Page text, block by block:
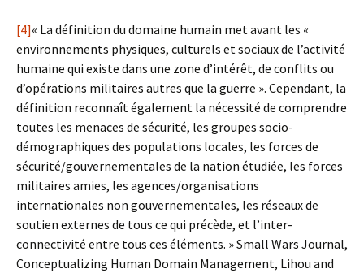
[4]« La définition du domaine humain met avant les «
environnements physiques, culturels et sociaux de l’activité
humaine qui existe dans une zone d’intérêt, de conflits ou
d’opérations militaires autres que la guerre ». Cependant, la
définition reconnaît également la nécessité de comprendre
toutes les menaces de sécurité, les groupes socio-
démographiques des populations locales, les forces de
sécurité/gouvernementales de la nation étudiée, les forces
militaires amies, les agences/organisations
internationales non gouvernementales, les réseaux de
soutien externes de tous ce qui précède, et l’inter-
connectivité entre tous ces éléments. » Small Wars Journal,
Conceptualizing Human Domain Management, Lihou and